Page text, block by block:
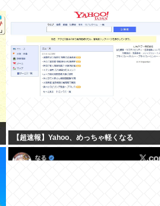
【超速報】Yahoo、めっちゃ軽くなる